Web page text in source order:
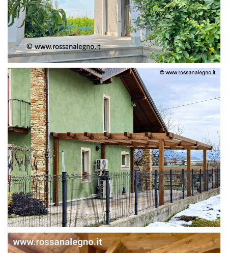
PERGOLA ADOSSATA